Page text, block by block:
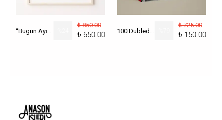
₺ 850.00
₺ 650.00
₺ 725.00
₺ 150.00